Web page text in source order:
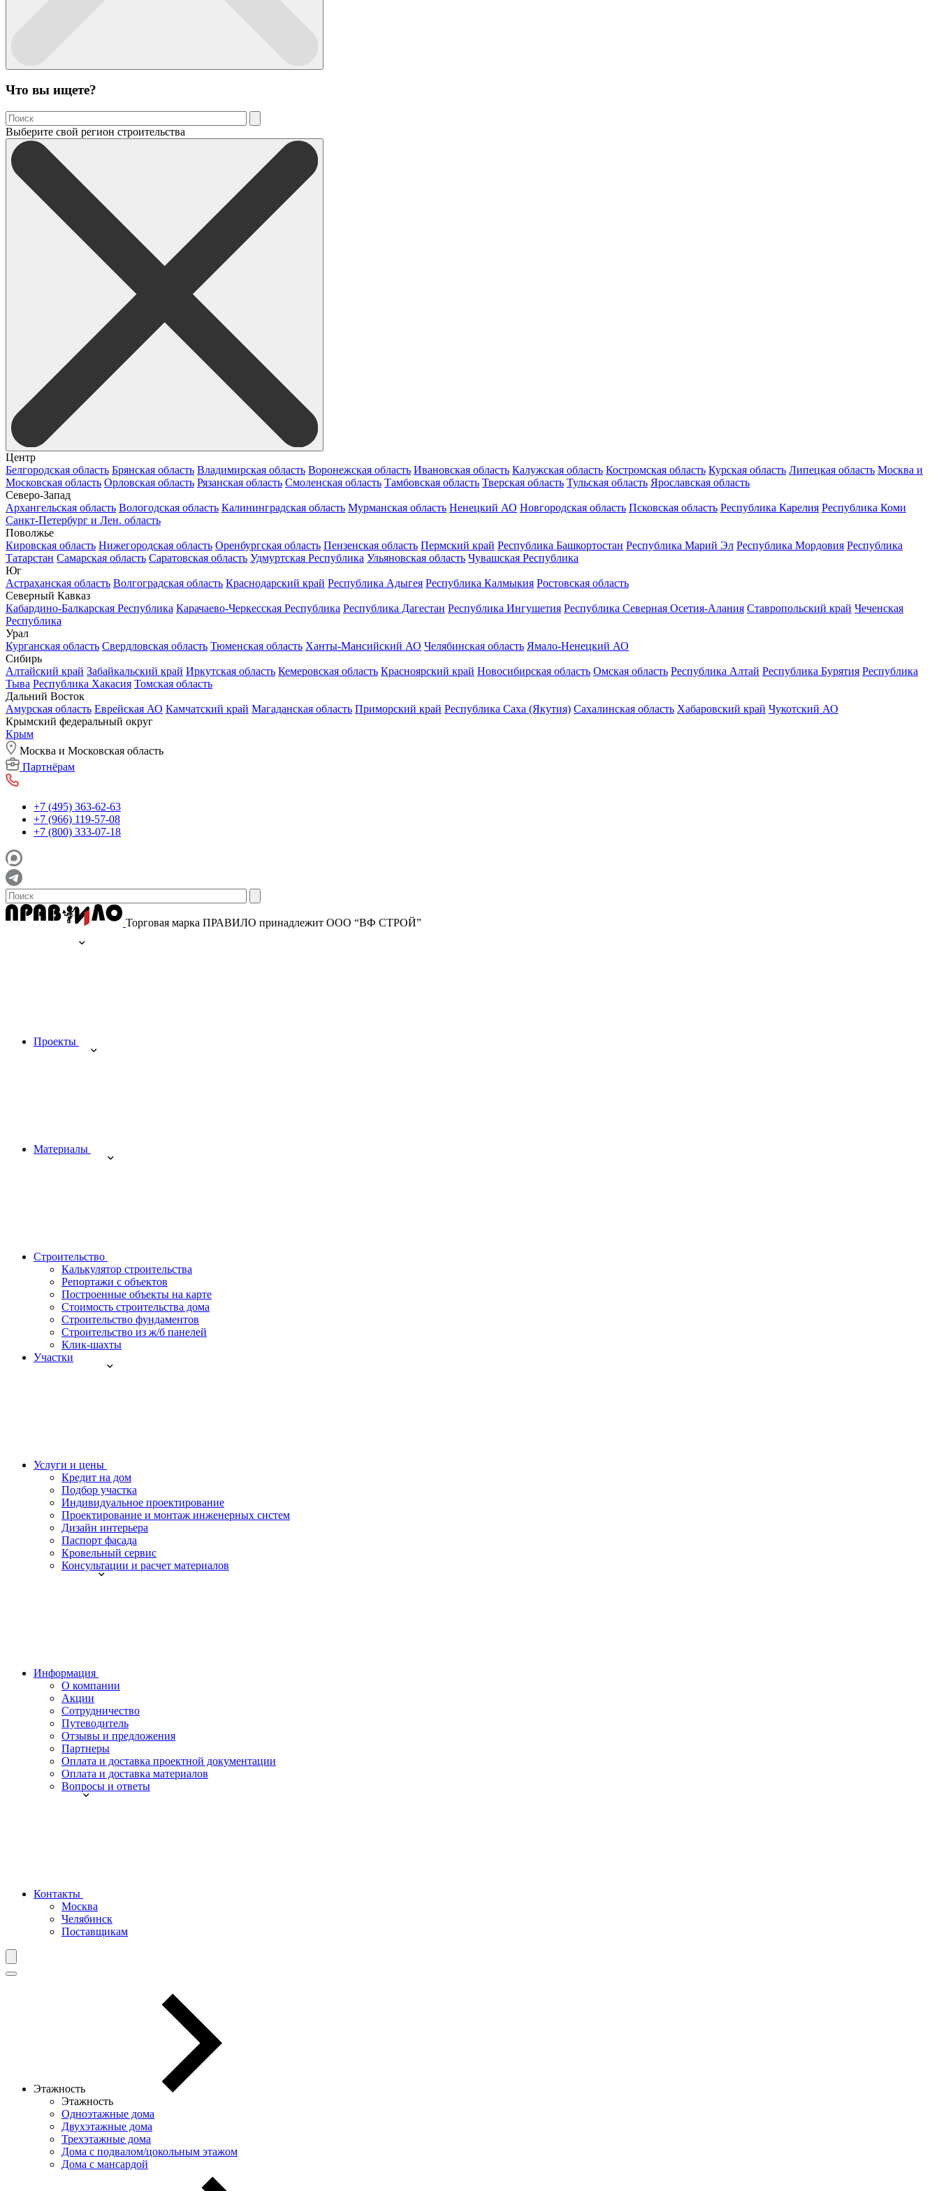
Что вы ищете?
Выберите свой регион строительства
Центр
Белгородская область Брянская область Владимирская область Воронежская область Ивановская область Калужская область Костромская область Курская область Липецкая область Москва и
Московская область Орловская область Рязанская область Смоленская область Тамбовская область Тверская область Тульская область Ярославская область
Северо-Запад
Архангельская область Вологодская область Калининградская область Мурманская область Ненецкий АО Новгородская область Псковская область Республика Карелия Республика Коми
Санкт-Петербург и Лен. область
Поволжье
Кировская область Нижегородская область Оренбургская область Пензенская область Пермский край Республика Башкортостан Республика Марий Эл Республика Мордовия Республика
Татарстан Самарская область Саратовская область Удмуртская Республика Ульяновская область Чувашская Республика
Юг
Астраханская область Волгоградская область Краснодарский край Республика Адыгея Республика Калмыкия Ростовская область
Северный Кавказ
Кабардино-Балкарская Республика Карачаево-Черкесская Республика Республика Дагестан Республика Ингушетия Республика Северная Осетия-Алания Ставропольский край Чеченская
Республика
Урал
Курганская область Свердловская область Тюменская область Ханты-Мансийский АО Челябинская область Ямало-Ненецкий АО
Сибирь
Алтайский край Забайкальский край Иркутская область Кемеровская область Красноярский край Новосибирская область Омская область Республика Алтай Республика Бурятия Республика
Тыва Республика Хакасия Томская область
Дальний Восток
Амурская область Еврейская АО Камчатский край Магаданская область Приморский край Республика Саха (Якутия) Сахалинская область Хабаровский край Чукотский АО
Крымский федеральный округ
Крым
Москва и Московская область
Партнёрам
+7 (495) 363-62-63
+7 (966) 119-57-08
+7 (800) 333-07-18
Торговая марка ПРАВИЛО принадлежит ООО “ВФ СТРОЙ”
Проекты
Материалы
Строительство
Калькулятор строительства
Репортажи с объектов
Построенные объекты на карте
Стоимость строительства дома
Строительство фундаментов
Строительство из ж/б панелей
Клик-шахты
Участки
Услуги и цены
Кредит на дом
Подбор участка
Индивидуальное проектирование
Проектирование и монтаж инженерных систем
Дизайн интерьера
Паспорт фасада
Кровельный сервис
Консультации и расчет материалов
Информация
О компании
Акции
Сотрудничество
Путеводитель
Отзывы и предложения
Партнеры
Оплата и доставка проектной документации
Оплата и доставка материалов
Вопросы и ответы
Контакты
Москва
Челябинск
Поставщикам
Этажность
Этажность
Одноэтажные дома
Двухэтажные дома
Трехэтажные дома
Дома с подвалом/цокольным этажом
Дома с мансардой